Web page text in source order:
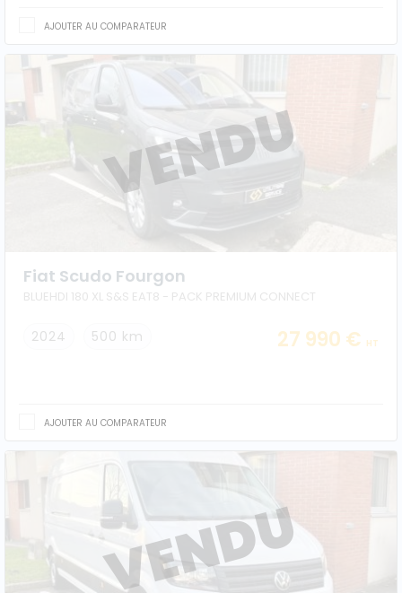
AJOUTER AU COMPARATEUR
Fiat Scudo Fourgon
BLUEHDI 180 XL S&S EAT8 - PACK PREMIUM CONNECT
2024 500 km 27 990 € HT
AJOUTER AU COMPARATEUR